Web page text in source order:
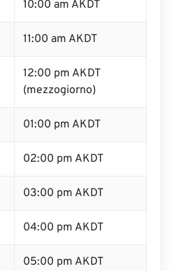
10:00 am AKDT
11:00 am AKDT
12:00 pm AKDT
(mezzogiorno)
01:00 pm AKDT
02:00 pm AKDT
03:00 pm AKDT
04:00 pm AKDT
05:00 pm AKDT